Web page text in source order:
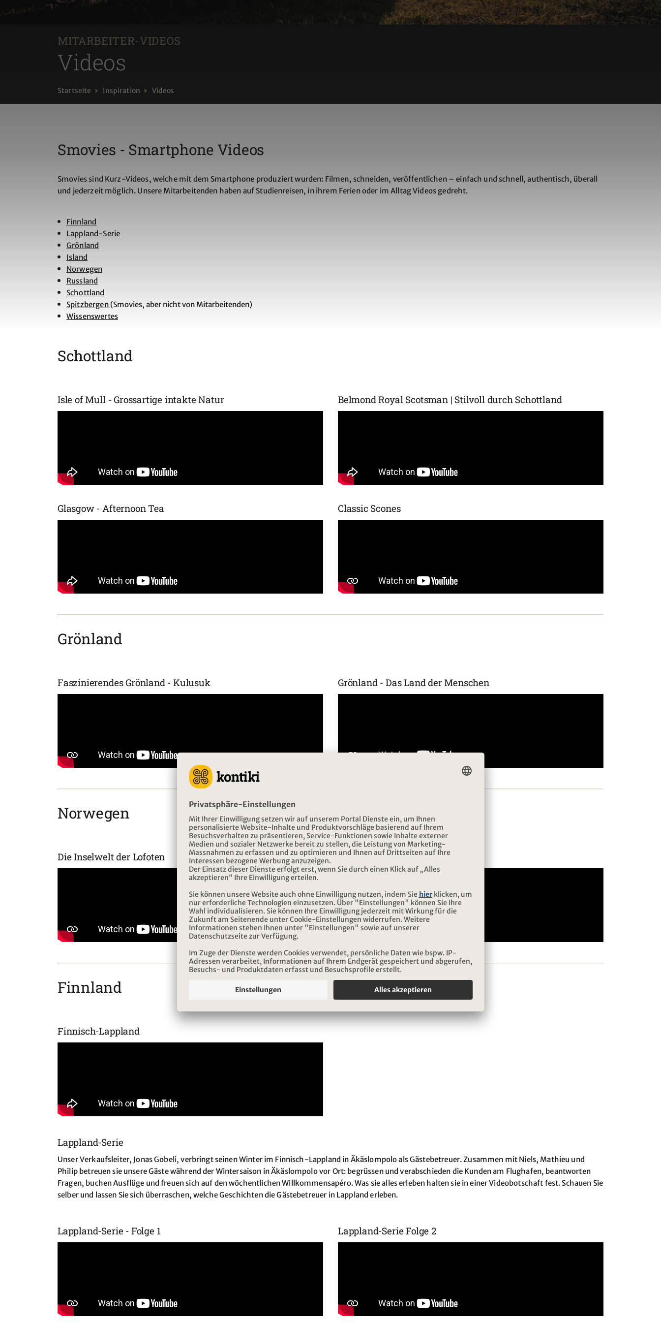
MITARBEITER-VIDEOS
Videos
Startseite Inspiration Videos
Smovies - Smartphone Videos
Smovies sind Kurz-Videos, welche mit dem Smartphone produziert wurden: Filmen, schneiden, veröffentlichen – einfach und schnell, authentisch, überall
und jederzeit möglich. Unsere Mitarbeitenden haben auf Studienreisen, in ihrem Ferien oder im Alltag Videos gedreht.
Finnland
Lappland-Serie
Grönland
Island
Norwegen
Russland
Schottland
Spitzbergen (Smovies, aber nicht von Mitarbeitenden)
Wissenswertes
Schottland
Isle of Mull - Grossartige intakte Natur
Glasgow - Afternoon Tea
Belmond Royal Scotsman | Stilvoll durch Schottland
Classic Scones
Grönland
Faszinierendes Grönland - Kulusuk Grönland - Das Land der Menschen
Norwegen
Die Inselwelt der Lofoten Nordnorwegen im Winter
Finnland
Finnisch-Lappland
Lappland-Serie
Unser Verkaufsleiter, Jonas Gobeli, verbringt seinen Winter im Finnisch-Lappland in Äkäslompolo als Gästebetreuer. Zusammen mit Niels, Mathieu und
Philip betreuen sie unsere Gäste während der Wintersaison in Äkäslompolo vor Ort: begrüssen und verabschieden die Kunden am Flughafen, beantworten
Fragen, buchen Ausflüge und freuen sich auf den wöchentlichen Willkommensapéro. Was sie alles erleben halten sie in einer Videobotschaft fest. Schauen Sie
selber und lassen Sie sich überraschen, welche Geschichten die Gästebetreuer in Lappland erleben.
Lappland-Serie - Folge 1 Lappland-Serie Folge 2